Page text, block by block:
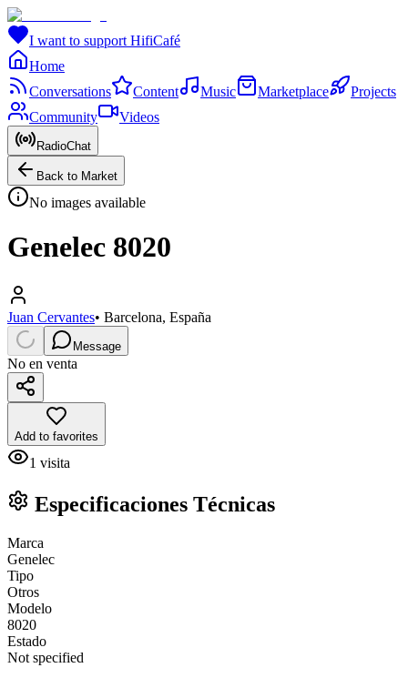
I want to support HifiCafé
Home
Conversations
Content Music Marketplace
Projects
Community
Videos
RadioChat
Back to Market
No images available
Genelec 8020
Juan Cervantes• Barcelona, España
Message
No en venta
Add to favorites
1 visita
Especificaciones Técnicas
Marca
Genelec
Tipo
Otros
Modelo
8020
Estado
Not specified